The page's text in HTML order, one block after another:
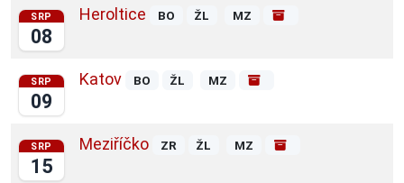
SRP
08
Heroltice BO ŽL MZ
SRP
09
Katov BO ŽL MZ
SRP
15
Meziříčko ZR ŽL MZ